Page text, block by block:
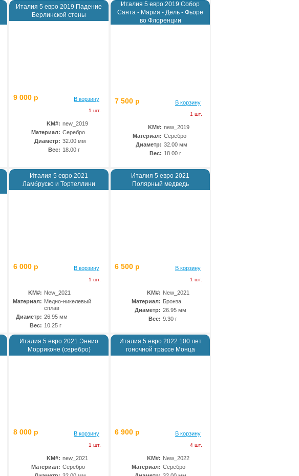
Италия 5 евро 2019 Падение
Берлинской стены
9 000 р В корзину
1 шт.
KM#: new_2019
Материал: Серебро
Диаметр: 32.00 мм
Вес: 18.00 г
Италия 5 евро 2019 Собор
Санта - Мария - Дель - Фьоре
во Флоренции
7 500 р В корзину
1 шт.
KM#: new_2019
Материал: Серебро
Диаметр: 32.00 мм
Вес: 18.00 г
Италия 5 евро 2021
Ламбруско и Тортеллини
6 000 р В корзину
1 шт.
KM#: New_2021
Материал: Медно-никелевый
сплав
Диаметр: 26.95 мм
Вес: 10.25 г
Италия 5 евро 2021
Полярный медведь
6 500 р В корзину
1 шт.
KM#: New_2021
Материал: Бронза
Диаметр: 26.95 мм
Вес: 9.30 г
Италия 5 евро 2021 Эннио
Морриконе (серебро)
8 000 р В корзину
1 шт.
KM#: new_2021
Материал: Серебро
Италия 5 евро 2022 100 лет
гоночной трассе Монца
6 900 р В корзину
4 шт.
KM#: New_2022
Материал: Серебро